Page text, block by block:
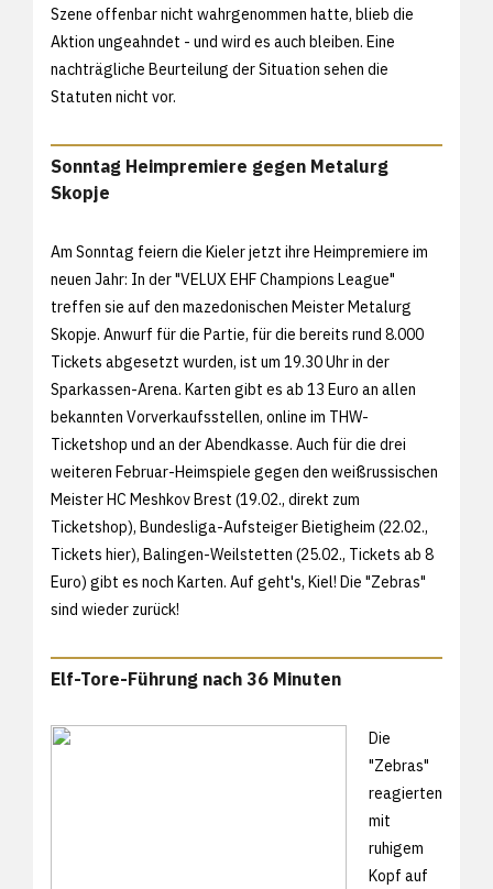
Szene offenbar nicht wahrgenommen hatte, blieb die
Aktion ungeahndet - und wird es auch bleiben. Eine
nachträgliche Beurteilung der Situation sehen die
Statuten nicht vor.
Sonntag Heimpremiere gegen Metalurg
Skopje
Am Sonntag feiern die Kieler jetzt ihre Heimpremiere im
neuen Jahr: In der "VELUX EHF Champions League"
treffen sie auf den mazedonischen Meister Metalurg
Skopje. Anwurf für die Partie, für die bereits rund 8.000
Tickets abgesetzt wurden, ist um 19.30 Uhr in der
Sparkassen-Arena. Karten gibt es ab 13 Euro an allen
bekannten Vorverkaufsstellen, online im THW-
Ticketshop und an der Abendkasse. Auch für die drei
weiteren Februar-Heimspiele gegen den weißrussischen
Meister HC Meshkov Brest (19.02., direkt zum
Ticketshop), Bundesliga-Aufsteiger Bietigheim (22.02.,
Tickets hier), Balingen-Weilstetten (25.02., Tickets ab 8
Euro) gibt es noch Karten. Auf geht's, Kiel! Die "Zebras"
sind wieder zurück!
Elf-Tore-Führung nach 36 Minuten
Die
"Zebras"
reagierten
mit
ruhigem
Kopf auf